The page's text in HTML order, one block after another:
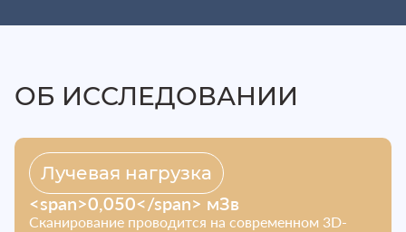
ОБ ИССЛЕДОВАНИИ
Лучевая нагрузка
<span>0,050</span> мЗв
Сканирование проводится на современном 3D-